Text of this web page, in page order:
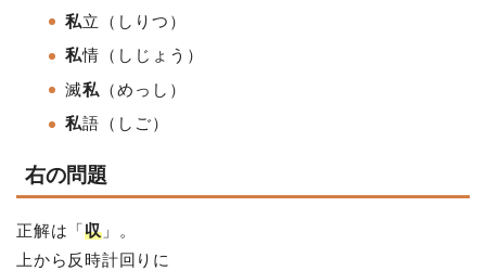
私立（しりつ）
私情 （しじょう）
滅私 （めっし）
私語 （しご）
右の問題
正解は「収」。
上から反時計回りに